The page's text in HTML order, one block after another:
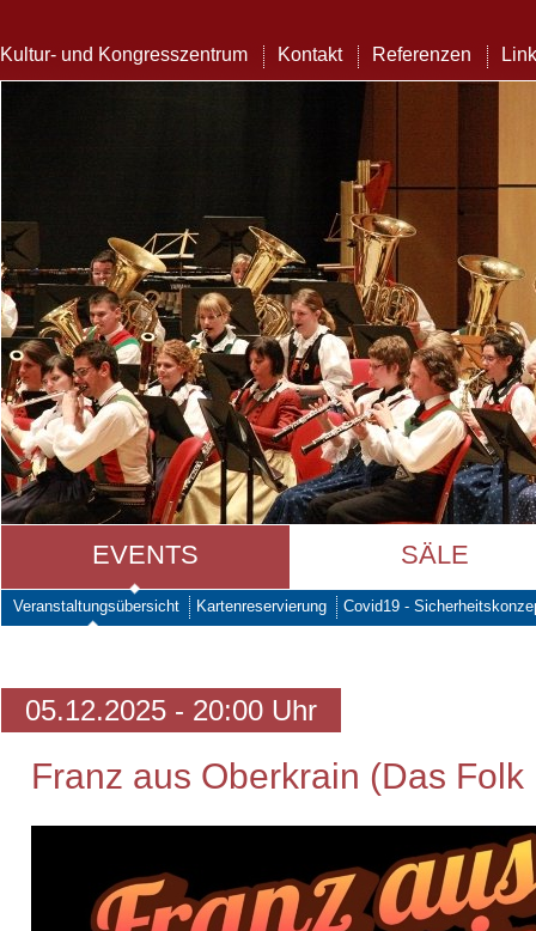
Kultur- und Kongresszentrum Kontakt Referenzen
EVENTS SÄLE
Veranstaltungsübersicht Kartenreservierung Covid19 -
05.12.2025 - 20:00 Uhr
Franz aus Oberkrain (Das Folk